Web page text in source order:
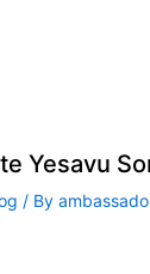
Yesavu
/ By